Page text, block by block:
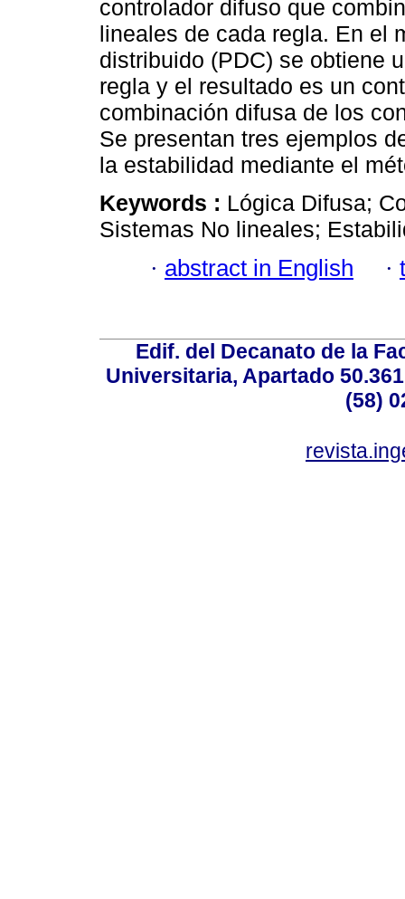
controlador difuso que
lineales de cada regla. En el
distribuido (PDC) se obtiene
regla y el resultado es un
combinación difusa de los
Se presentan tres ejemplos
la estabilidad mediante el
Keywords : Lógica Difusa;
Sistemas No lineales;
· abstract in English ·
Edif. del Decanato de la
Universitaria, Apartado
(58)